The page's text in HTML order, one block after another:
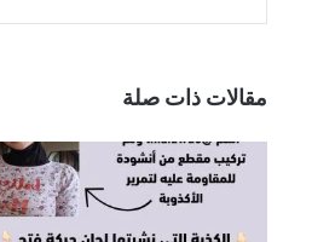
مقالات ذات صلة